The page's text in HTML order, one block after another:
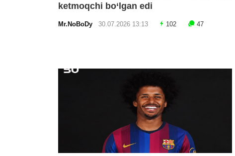
ketmoqchi bo‘lgan edi
Mr.NoBoDy 30.07.2026 13:13 102 47